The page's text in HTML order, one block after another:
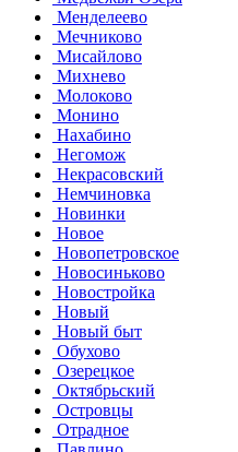
Менделеево
Мечниково
Мисайлово
Михнево
Молоково
Монино
Нахабино
Негомож
Некрасовский
Немчиновка
Новинки
Новое
Новопетровское
Новосиньково
Новостройка
Новый
Новый быт
Обухово
Озерецкое
Октябрьский
Островцы
Отрадное